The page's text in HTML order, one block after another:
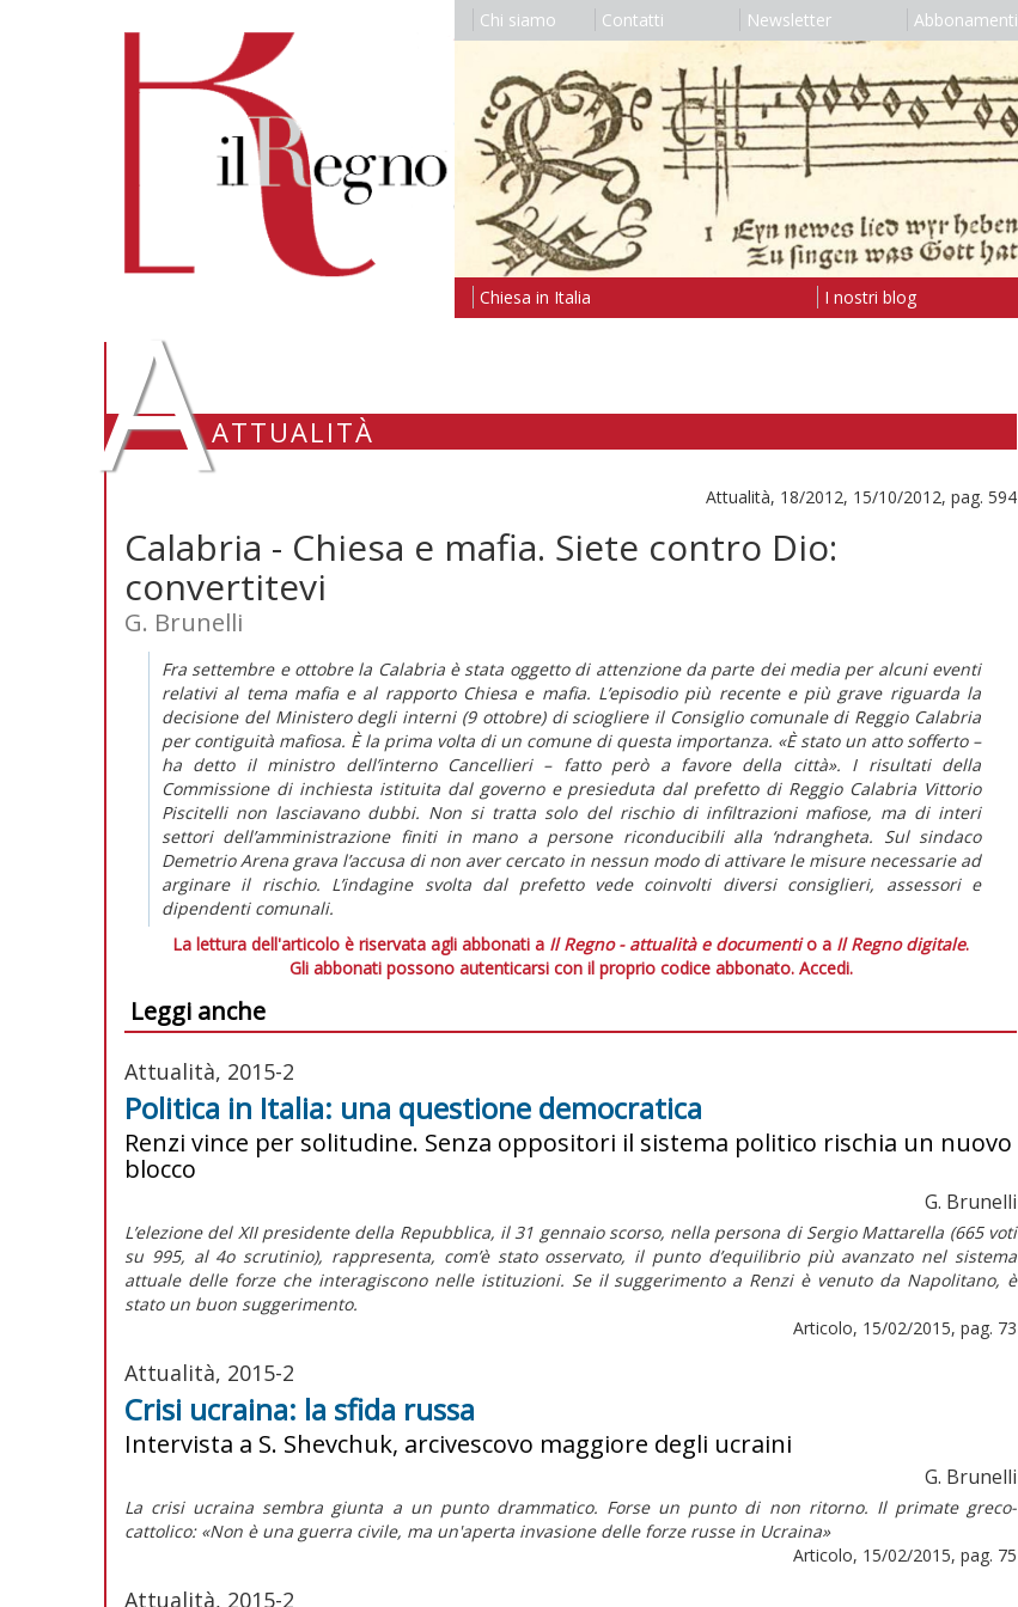
Chi siamo Contatti Newsletter Abbonamenti
Chiesa in Italia I nostri blog
AATTUALITÀ
Attualità, 18/2012, 15/10/2012, pag. 594
Calabria - Chiesa e mafia. Siete contro Dio:
convertitevi
G. Brunelli
Fra settembre e ottobre la Calabria è stata oggetto di attenzione da parte dei media per alcuni eventi
relativi al tema mafia e al rapporto Chiesa e mafia. L’episodio più recente e più grave riguarda la
decisione del Ministero degli interni (9 ottobre) di sciogliere il Consiglio comunale di Reggio Calabria
per contiguità mafiosa. È la prima volta di un comune di questa importanza. «È stato un atto sofferto –
ha detto il ministro dell’interno Cancellieri – fatto però a favore della città». I risultati della
Commissione di inchiesta istituita dal governo e presieduta dal prefetto di Reggio Calabria Vittorio
Piscitelli non lasciavano dubbi. Non si tratta solo del rischio di infiltrazioni mafiose, ma di interi
settori dell’amministrazione finiti in mano a persone riconducibili alla ‘ndrangheta. Sul sindaco
Demetrio Arena grava l’accusa di non aver cercato in nessun modo di attivare le misure necessarie ad
arginare il rischio. L’indagine svolta dal prefetto vede coinvolti diversi consiglieri, assessori e
dipendenti comunali.
La lettura dell'articolo è riservata agli abbonati a Il Regno - attualità e documentio a Il Regno digitale.
Gli abbonati possono autenticarsi con il proprio codice abbonato. Accedi.
Leggi anche
Attualità, 2015-2
Politica in Italia: una questione democratica
Renzi vince per solitudine. Senza oppositori il sistema politico rischia un nuovo
blocco
G. Brunelli
L’elezione del XII presidente della Repubblica, il 31 gennaio scorso, nella persona di Sergio Mattarella (665 voti
su 995, al 4o scrutinio), rappresenta, com’è stato osservato, il punto d’equilibrio più avanzato nel sistema
attuale delle forze che interagiscono nelle istituzioni. Se il suggerimento a Renzi è venuto da Napolitano, è
stato un buon suggerimento.
Articolo, 15/02/2015, pag. 73
Attualità, 2015-2
Crisi ucraina: la sfida russa
Intervista a S. Shevchuk, arcivescovo maggiore degli ucraini
G. Brunelli
La crisi ucraina sembra giunta a un punto drammatico. Forse un punto di non ritorno. Il primate greco-
cattolico: «Non è una guerra civile, ma un'aperta invasione delle forze russe in Ucraina»
Articolo, 15/02/2015, pag. 75
Attualità, 2015-2